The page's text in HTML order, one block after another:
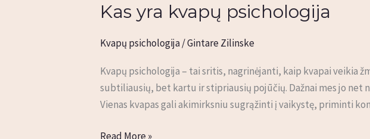
Kas yra kvapų psichologija
Kvapų psichologija/Gintare Zilinske
Kvapų psichologija – tai sritis, nagrinėjanti, kaip kvapai veikia
subtiliausių, bet kartu ir stipriausių pojūčių. Dažnai mes jo net
Vienas kvapas gali akimirksniu sugrąžinti į vaikystę, priminti
Kas
kvapų
Read More »